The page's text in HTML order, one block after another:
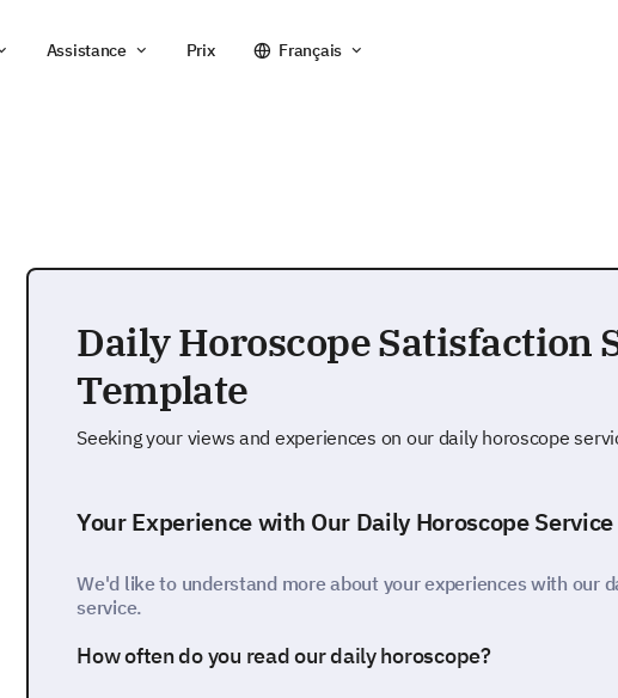
Assistance Prix Français
Daily Horoscope Satisfaction
Template
Seeking your views and experiences on our daily horoscope
Your Experience with Our Daily Horoscope Service
We'd like to understand more about your experiences with our
service.
How often do you read our daily horoscope?